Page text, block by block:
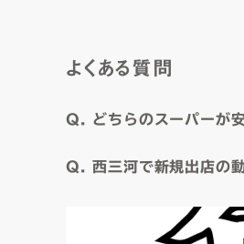
よくある質問
Q. どちらのスーパーが
Q. 西三河で新規出店の